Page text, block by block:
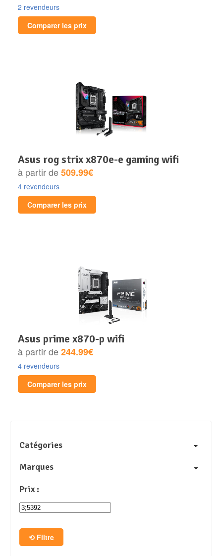
2 revendeurs
Comparer les prix
asus rog strix x870e-e gaming wifi
à partir de509.99€
4 revendeurs
Comparer les prix
asus prime x870-p wifi
à partir de244.99€
4 revendeurs
Comparer les prix
Catégories
Marques
Prix :
Filtre